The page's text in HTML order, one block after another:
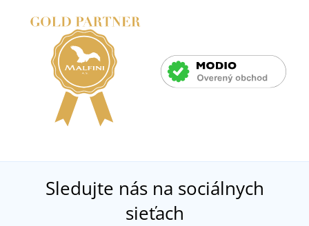
Sledujte nás na sociálnych
sieťach